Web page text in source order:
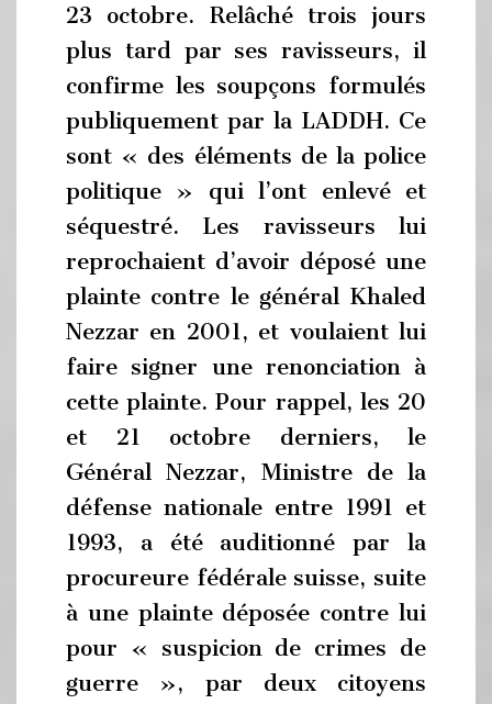
23 octobre. Relâché trois jours
plus tard par ses ravisseurs, il
confirme les soupçons formulés
publiquement par la LADDH. Ce
sont « des éléments de la police
politique » qui l’ont enlevé et
séquestré. Les ravisseurs lui
reprochaient d’avoir déposé une
plainte contre le général Khaled
Nezzar en 2001, et voulaient lui
faire signer une renonciation à
cette plainte. Pour rappel, les 20
et 21 octobre derniers, le
Général Nezzar, Ministre de la
défense nationale entre 1991 et
1993, a été auditionné par la
procureure fédérale suisse, suite
à une plainte déposée contre lui
pour « suspicion de crimes de
guerre », par deux citoyens